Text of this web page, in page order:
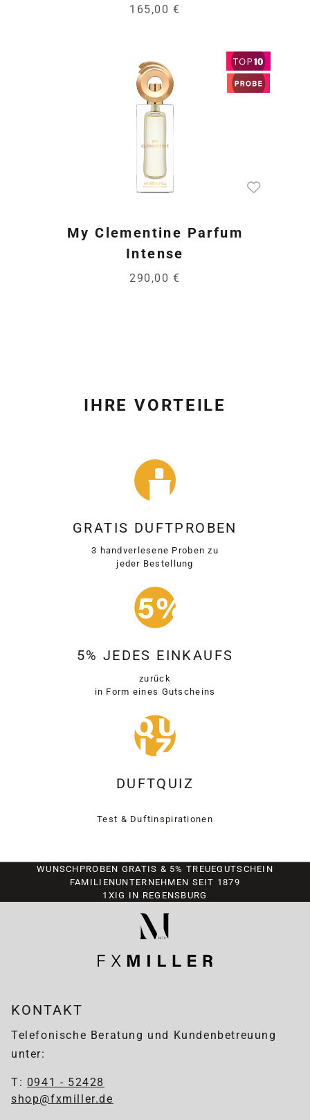
165,00 €
My Clementine Parfum
Intense
290,00 €
IHRE VORTEILE
GRATIS DUFTPROBEN
3 handverlesene Proben zu
jeder Bestellung
5% JEDES EINKAUFS
zurück
in Form eines Gutscheins
DUFTQUIZ
Test & Duftinspirationen
WUNSCHPROBEN GRATIS & 5% TREUEGUTSCHEIN
FAMILIENUNTERNEHMEN SEIT 1879
1XIG IN REGENSBURG
KONTAKT
Telefonische Beratung und Kundenbetreuung
unter:
T: 0941 - 52428
shop@fxmiller.de